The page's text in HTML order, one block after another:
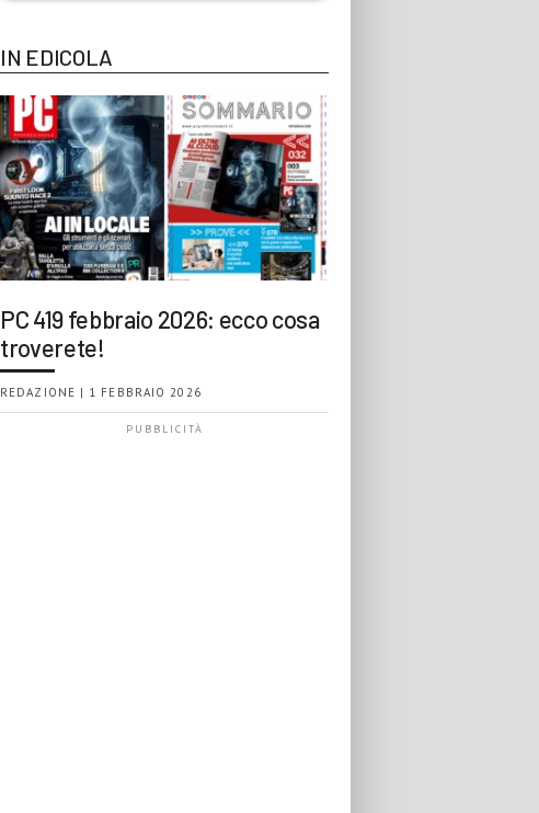
IN EDICOLA
PC 419 febbraio 2026: ecco cosa
troverete!
REDAZIONE | 1 FEBBRAIO 2026